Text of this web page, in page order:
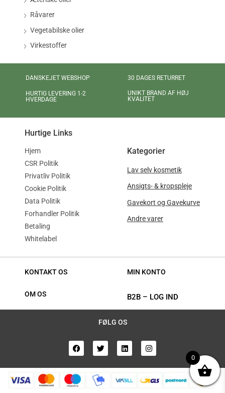
Råvarer
Vegetabilske olier
Virkestoffer
DANSKEJET WEBSHOP
HURTIG LEVERING 1-2
HVERDAGE
30 DAGES RETURRET
UNIKT BRAND AF HØJ
KVALITET
Hurtige Links
Hjem
CSR Politik
Privatliv Politik
Cookie Politik
Data Politik
Forhandler Politik
Betaling
Whitelabel
Kategorier
Lav selv kosmetik
Ansigts- & kropspleje
Gavekort og Gavekurve
Andre varer
KONTAKT OS
OM OS
MIN KONTO
B2B – LOG IND
FØLG OS
0